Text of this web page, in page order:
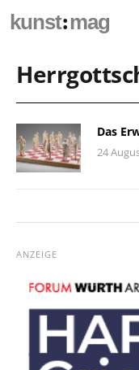
kunst:mag
Das
24
ANZEIGE